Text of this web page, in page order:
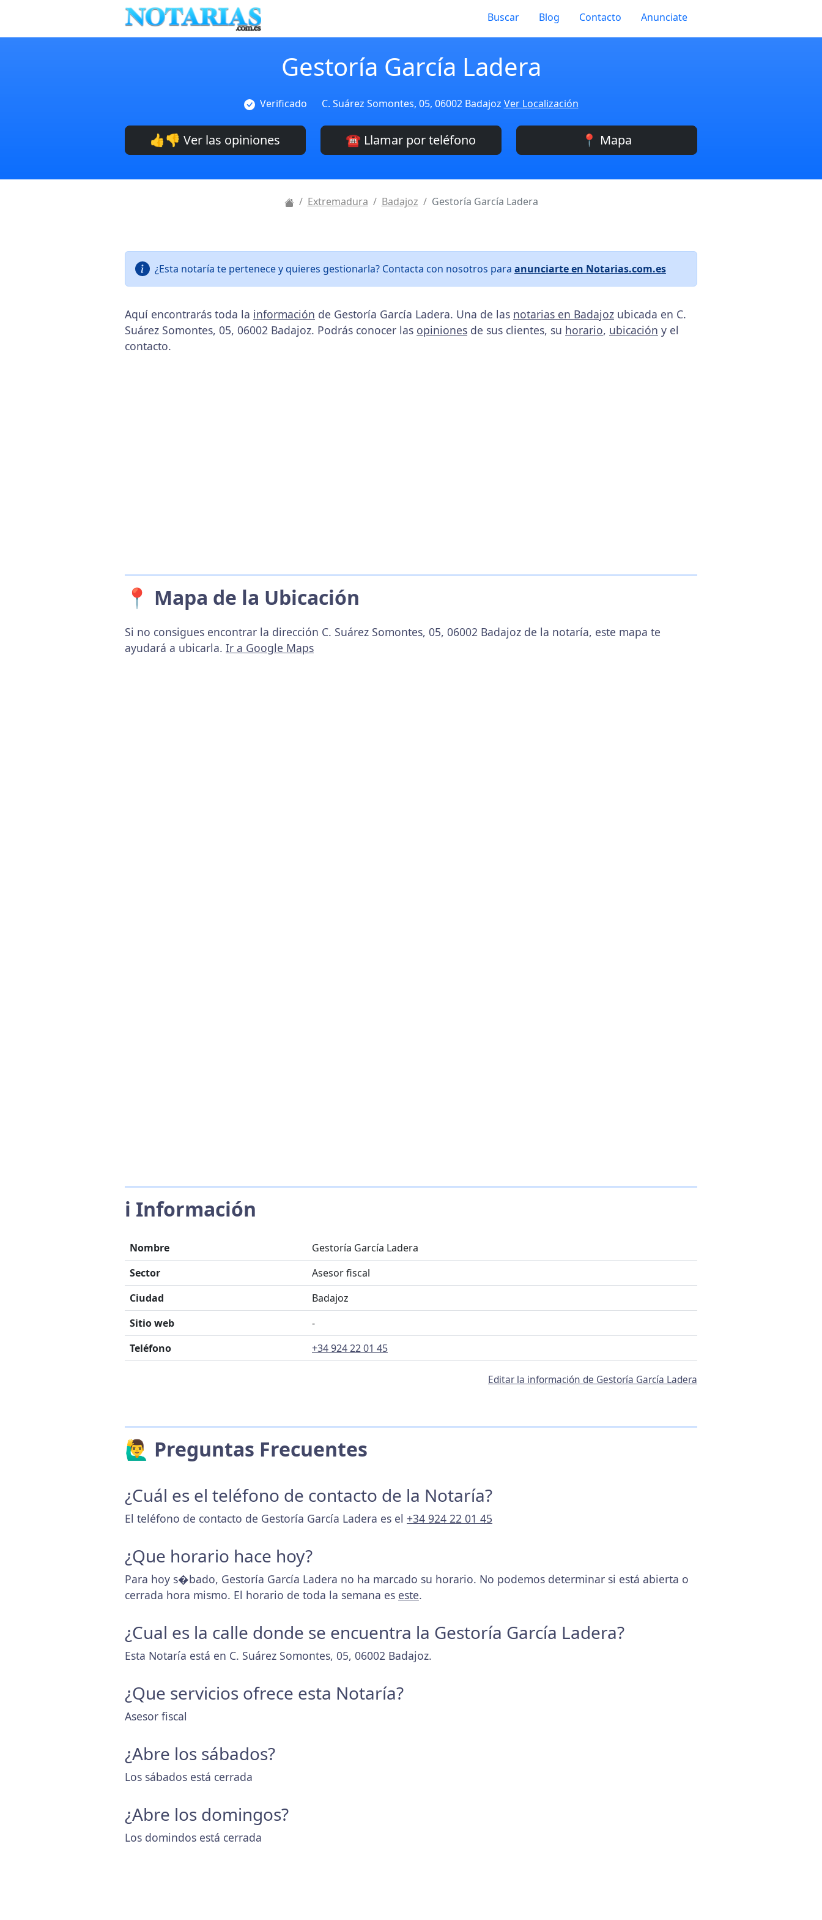
Buscar Blog Contacto Anunciate
Gestoría García Ladera
Verificado C. Suárez Somontes, 05, 06002 Badajoz Ver Localización
👍👎 Ver las opiniones ☎️ Llamar por teléfono 📍 Mapa
Extremadura Badajoz Gestoría García Ladera
¿Esta notaría te pertenece y quieres gestionarla? Contacta con nosotros para anunciarte en Notarias.com.es
Aquí encontrarás toda la información de Gestoría García Ladera. Una de las notarias en Badajoz ubicada en C.
Suárez Somontes, 05, 06002 Badajoz. Podrás conocer las opiniones de sus clientes, su horario, ubicación y el
contacto.
📍 Mapa de la Ubicación
Si no consigues encontrar la dirección C. Suárez Somontes, 05, 06002 Badajoz de la notaría, este mapa te
ayudará a ubicarla. Ir a Google Maps
ℹ️ Información
Nombre
Gestoría García Ladera
Sector
Asesor fiscal
Ciudad
Badajoz
Sitio web
-
Teléfono
+34 924 22 01 45
Editar la información de Gestoría García Ladera
🙋‍♂️ Preguntas Frecuentes
¿Cuál es el teléfono de contacto de la Notaría?
El teléfono de contacto de Gestoría García Ladera es el +34 924 22 01 45
¿Que horario hace hoy?
Para hoy s�bado, Gestoría García Ladera no ha marcado su horario. No podemos determinar si está abierta o
cerrada hora mismo. El horario de toda la semana es este.
¿Cual es la calle donde se encuentra la Gestoría García Ladera?
Esta Notaría está en C. Suárez Somontes, 05, 06002 Badajoz.
¿Que servicios ofrece esta Notaría?
Asesor fiscal
¿Abre los sábados?
Los sábados está cerrada
¿Abre los domingos?
Los domindos está cerrada